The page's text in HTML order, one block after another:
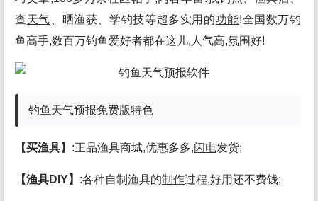
查天气 、晒渔获、学钓技等超多实用的功能!全国数万钓
鱼高手,数百万钓鱼爱好者都在这儿,人气高,氛围好!
钓鱼 天气预报免费版特色
【买渔具】 :正品渔具商城,优惠多多,闪电发货;
【渔具DIY】 :各种自制渔具的制作过程,好用还不费钱;